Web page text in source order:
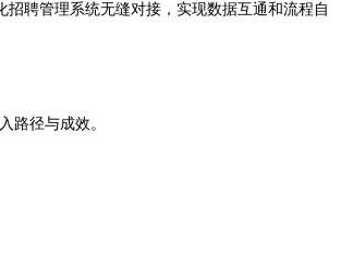
聘管理系统无缝对接，实现数据互通和流程自
路径与成效。